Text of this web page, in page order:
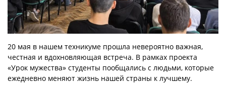
20 мая в нашем техникуме прошла невероятно важная,
честная и вдохновляющая встреча. В рамках проекта
«Урок мужества» студенты пообщались с людьми, которые
ежедневно меняют жизнь нашей страны к лучшему.